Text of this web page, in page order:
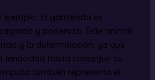
ejemplo, la garrapata es
y poderoso. Este animal
y la determinación, ya que
tenacidad hasta conseguir su
también representa el